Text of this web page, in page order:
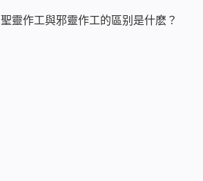
聖靈作工與邪靈作工的區别是什麽？